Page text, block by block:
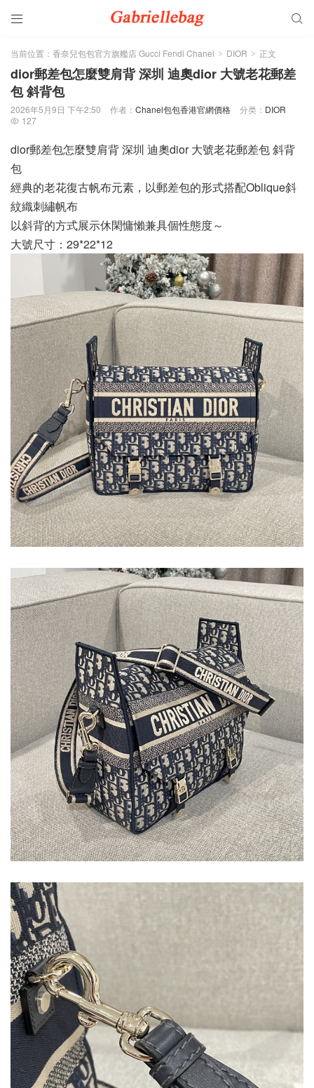
 
当前位置： 香奈兒包包官方旗艦店 Gucci Fendi Chanel > DIOR > 正文
dior郵差包怎麼雙肩背 深圳 迪奧dior 大號老花郵差
包 斜背包
2026年5月9日 下午2:50 作者： Chanel包包香港官網價格 分类： DIOR
 127
dior郵差包怎麼雙肩背 深圳 迪奧dior 大號老花郵差包 斜背
包
經典的老花復古帆布元素，以郵差包的形式搭配Oblique斜
紋織刺繡帆布
以斜背的方式展示休閑慵懶兼具個性態度～
大號尺寸：29*22*12